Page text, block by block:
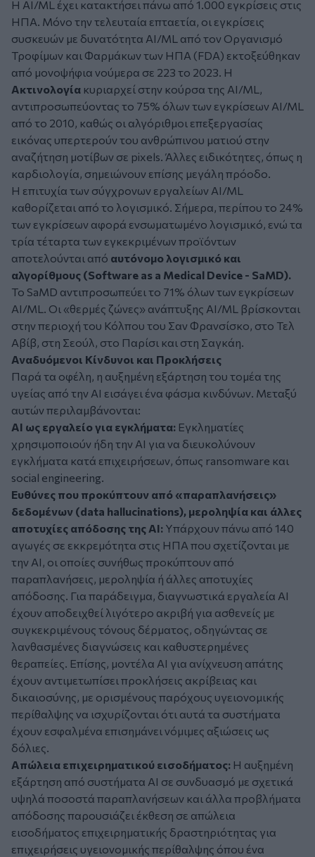
Η AI/ML έχει κατακτήσει πάνω από 1.000 εγκρίσεις στις
ΗΠΑ. Μόνο την τελευταία επταετία, οι εγκρίσεις
συσκευών με δυνατότητα AI/ML από τον Οργανισμό
Τροφίμων και Φαρμάκων των ΗΠΑ (FDA) εκτοξεύθηκαν
από μονοψήφια νούμερα σε 223 το 2023. Η
Ακτινολογία κυριαρχεί στην κούρσα της AI/ML,
αντιπροσωπεύοντας το 75% όλων των εγκρίσεων AI/ML
από το 2010, καθώς οι αλγόριθμοι επεξεργασίας
εικόνας υπερτερούν του ανθρώπινου ματιού στην
αναζήτηση μοτίβων σε pixels. Άλλες ειδικότητες, όπως η
καρδιολογία, σημειώνουν επίσης μεγάλη πρόοδο.
Η επιτυχία των σύγχρονων εργαλείων AI/ML
καθορίζεται από το λογισμικό. Σήμερα, περίπου το 24%
των εγκρίσεων αφορά ενσωματωμένο λογισμικό, ενώ τα
τρία τέταρτα των εγκεκριμένων προϊόντων
αποτελούνται από αυτόνομο λογισμικό και
αλγορίθμους (Software as a Medical Device - SaMD).
Το SaMD αντιπροσωπεύει το 71% όλων των εγκρίσεων
AI/ML. Οι «θερμές ζώνες» ανάπτυξης AI/ML βρίσκονται
στην περιοχή του Κόλπου του Σαν Φρανσίσκο, στο Τελ
Αβίβ, στη Σεούλ, στο Παρίσι και στη Σαγκάη.
Αναδυόμενοι Κίνδυνοι και Προκλήσεις
Παρά τα οφέλη, η αυξημένη εξάρτηση του τομέα της
υγείας από την AI εισάγει ένα φάσμα κινδύνων. Μεταξύ
αυτών περιλαμβάνονται:
AI ως εργαλείο για εγκλήματα: Εγκληματίες
χρησιμοποιούν ήδη την AI για να διευκολύνουν
εγκλήματα κατά επιχειρήσεων, όπως ransomware και
social engineering.
Ευθύνες που προκύπτουν από «παραπλανήσεις»
δεδομένων (data hallucinations), μεροληψία και άλλες
αποτυχίες απόδοσης της AI: Υπάρχουν πάνω από 140
αγωγές σε εκκρεμότητα στις ΗΠΑ που σχετίζονται με
την AI, οι οποίες συνήθως προκύπτουν από
παραπλανήσεις, μεροληψία ή άλλες αποτυχίες
απόδοσης. Για παράδειγμα, διαγνωστικά εργαλεία AI
έχουν αποδειχθεί λιγότερο ακριβή για ασθενείς με
συγκεκριμένους τόνους δέρματος, οδηγώντας σε
λανθασμένες διαγνώσεις και καθυστερημένες
θεραπείες. Επίσης, μοντέλα AI για ανίχνευση απάτης
έχουν αντιμετωπίσει προκλήσεις ακρίβειας και
δικαιοσύνης, με ορισμένους παρόχους υγειονομικής
περίθαλψης να ισχυρίζονται ότι αυτά τα συστήματα
έχουν εσφαλμένα επισημάνει νόμιμες αξιώσεις ως
δόλιες.
Απώλεια επιχειρηματικού εισοδήματος: Η αυξημένη
εξάρτηση από συστήματα AI σε συνδυασμό με σχετικά
υψηλά ποσοστά παραπλανήσεων και άλλα προβλήματα
απόδοσης παρουσιάζει έκθεση σε απώλεια
εισοδήματος επιχειρηματικής δραστηριότητας για
επιχειρήσεις υγειονομικής περίθαλψης όπου ένα